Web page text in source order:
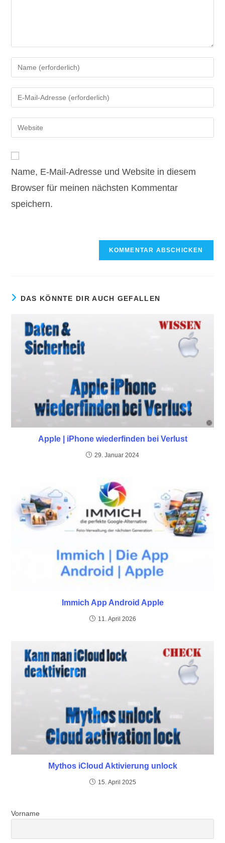
Gib
deinen
Namen
oder
zum
Kommentieren
ein
Gib
deine
E-
Mail-
Kommentieren
Gib
deine
URL
ein
(optional)
Name, E-Mail-Adresse und Website in diesem
Browser für meinen nächsten Kommentar
speichern.
DAS KÖNNTE DIR AUCH GEFALLEN
Apple | iPhone wiederfinden bei Verlust
29. Januar 2024
Immich App Android Apple
11. April 2026
Mythos iCloud Aktivierung unlock
15. April 2025
Vorname